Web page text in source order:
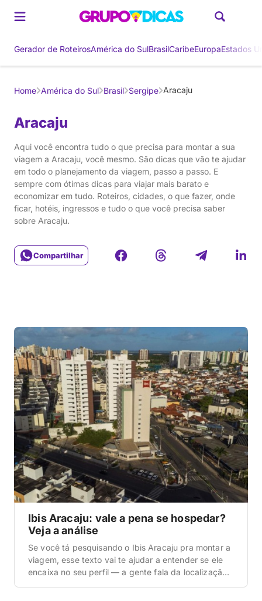
Gerador de RoteirosAmérica do SulBrasilCaribeEuropaEstados
Home América do Sul Brasil Sergipe Aracaju
Aracaju
Compartilhar
Aqui você encontra tudo o que precisa para montar a sua
viagem a Aracaju, você mesmo. São dicas que vão te ajudar
em todo o planejamento da viagem, passo a passo. E
sempre com ótimas dicas para viajar mais barato e
economizar em tudo. Roteiros, cidades, o que fazer, onde
ficar, hotéis, ingressos e tudo o que você precisa saber
sobre Aracaju.
Ibis Aracaju: vale a pena se hospedar?
Veja a análise
Se você tá pesquisando o Ibis Aracaju pra montar a
viagem, esse texto vai te ajudar a entender se ele
encaixa no seu perfil — a gente fala da localização,